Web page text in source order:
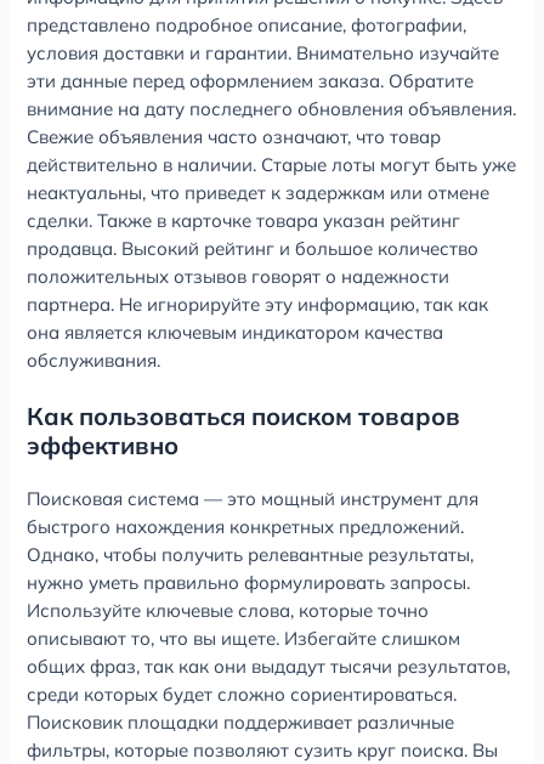
представлено подробное описание, фотографии,
условия доставки и гарантии. Внимательно изучайте
эти данные перед оформлением заказа. Обратите
внимание на дату последнего обновления объявления.
Свежие объявления часто означают, что товар
действительно в наличии. Старые лоты могут быть уже
неактуальны, что приведет к задержкам или отмене
сделки. Также в карточке товара указан рейтинг
продавца. Высокий рейтинг и большое количество
положительных отзывов говорят о надежности
партнера. Не игнорируйте эту информацию, так как
она является ключевым индикатором качества
обслуживания.
Как пользоваться поиском товаров
эффективно
Поисковая система — это мощный инструмент для
быстрого нахождения конкретных предложений.
Однако, чтобы получить релевантные результаты,
нужно уметь правильно формулировать запросы.
Используйте ключевые слова, которые точно
описывают то, что вы ищете. Избегайте слишком
общих фраз, так как они выдадут тысячи результатов,
среди которых будет сложно сориентироваться.
Поисковик площадки поддерживает различные
фильтры, которые позволяют сузить круг поиска. Вы